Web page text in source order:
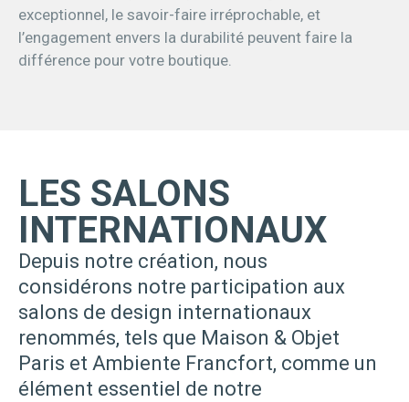
exceptionnel, le savoir-faire irréprochable, et
l’engagement envers la durabilité peuvent faire la
différence pour votre boutique.
LES SALONS
INTERNATIONAUX
Depuis notre création, nous
considérons notre participation aux
salons de design internationaux
renommés, tels que Maison & Objet
Paris et Ambiente Francfort, comme un
élément essentiel de notre